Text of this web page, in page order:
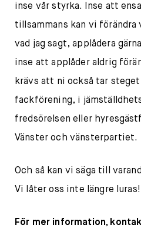
inse vår styrka. Inse att
tillsammans kan vi förändra
vad jag sagt, applådera
inse att applåder aldrig
krävs att ni också tar
fackförening, i
fredsörelsen eller
Vänster och vänsterpartiet.
Och så kan vi säga till
Vi låter oss inte längre luras!
För mer information,